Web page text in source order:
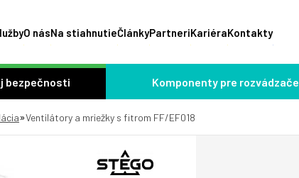
O násNa stiahnutieČlánkyPartneriKariéraKontakty
bezpečnosti Komponenty pre rozvádzače
»Ventilátory a mriežky s fitrom FF/EF018